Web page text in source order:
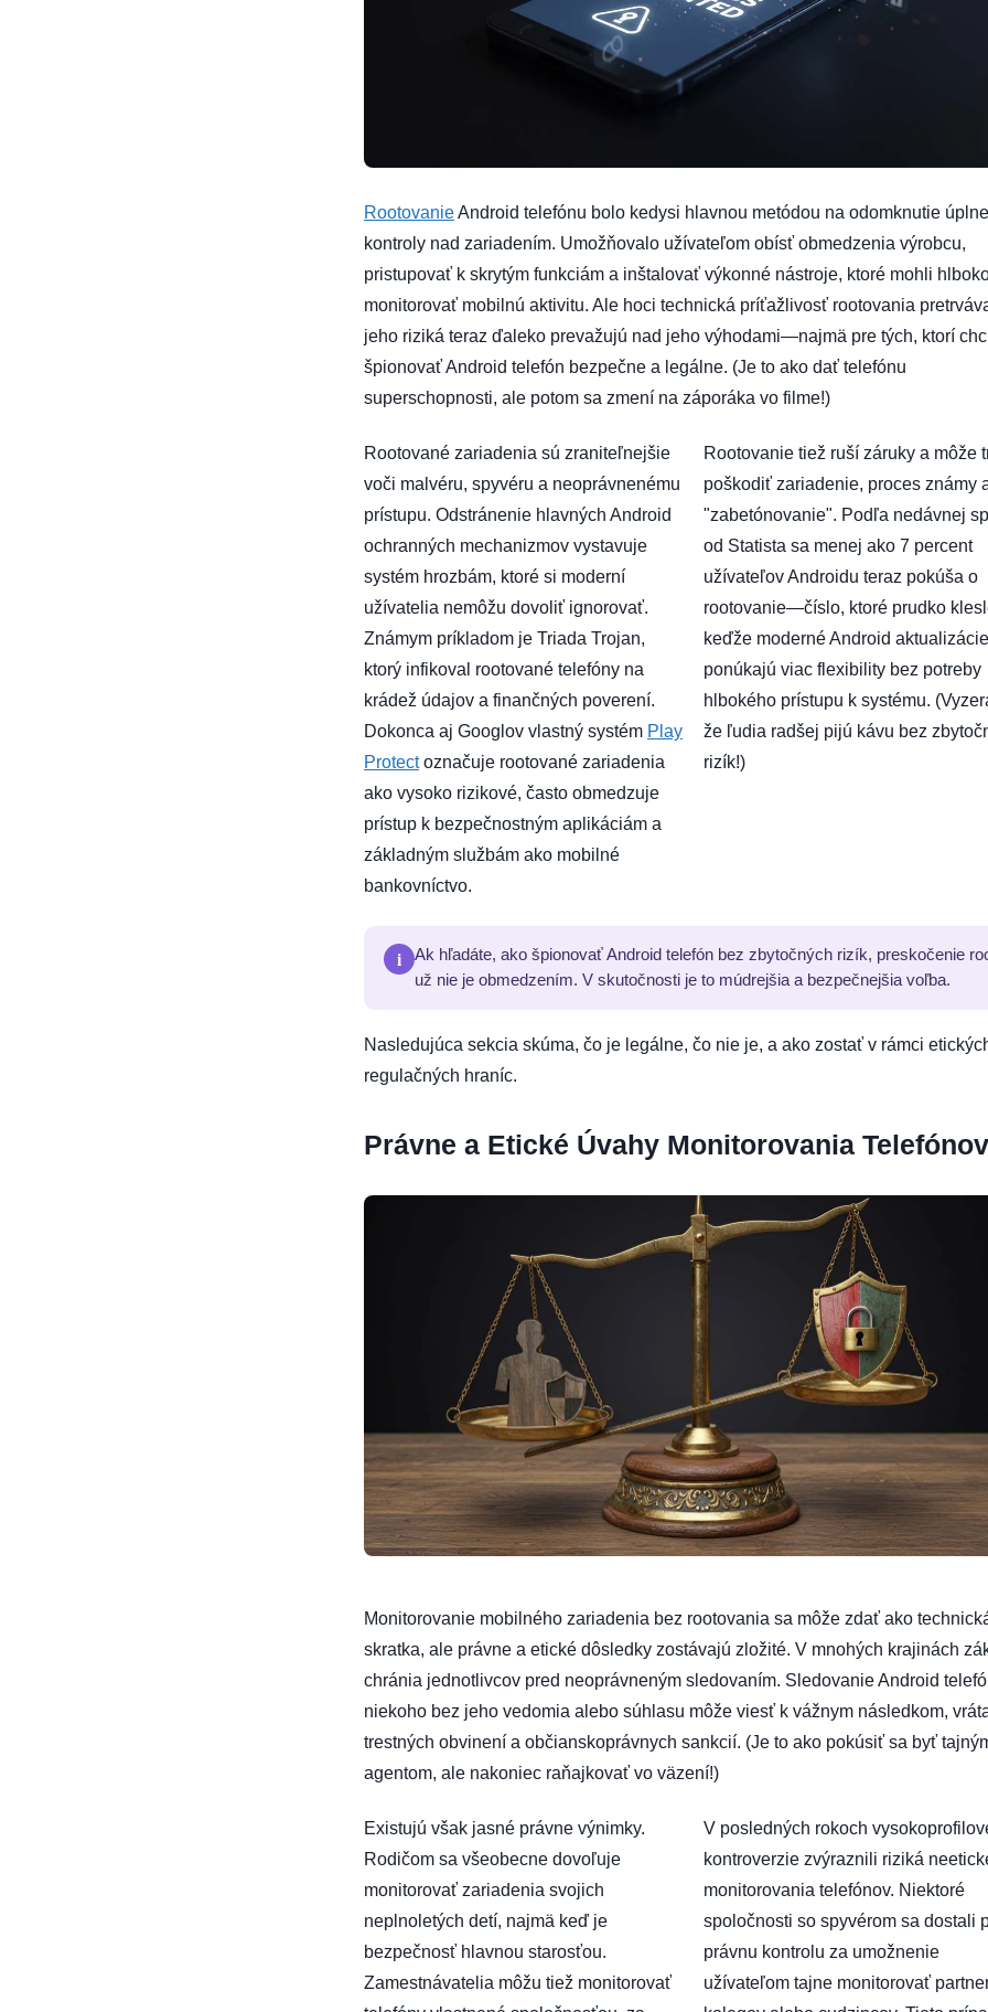
RootovanieAndroid telefónu bolo kedysi hlavnou metódou na odomknutie
kontroly nad zariadením. Umožňovalo užívateľom obísť obmedzenia výrobcu,
pristupovať k skrytým funkciám a inštalovať výkonné nástroje, ktoré mohli
monitorovať mobilnú aktivitu. Ale hoci technická príťažlivosť rootovania
jeho riziká teraz ďaleko prevažujú nad jeho výhodami—najmä pre tých, ktorí
špionovať Android telefón bezpečne a legálne. (Je to ako dať telefónu
superschopnosti, ale potom sa zmení na záporáka vo filme!)
Rootované zariadenia sú zraniteľnejšie
voči malvéru, spyvéru a neoprávnenému
prístupu. Odstránenie hlavných Android
ochranných mechanizmov vystavuje
systém hrozbám, ktoré si moderní
užívatelia nemôžu dovoliť ignorovať.
Známym príkladom je Triada Trojan,
ktorý infikoval rootované telefóny na
krádež údajov a finančných poverení.
Dokonca aj Googlov vlastný systém Play
Protectoznačuje rootované zariadenia
ako vysoko rizikové, často obmedzuje
prístup k bezpečnostným aplikáciám a
základným službám ako mobilné
bankovníctvo.
Rootovanie tiež ruší záruky a môže
poškodiť zariadenie, proces známy
"zabetónovanie". Podľa nedávnej
od Statista sa menej ako 7 percent
užívateľov Androidu teraz pokúša o
rootovanie—číslo, ktoré prudko
keďže moderné Android aktualizácie
ponúkajú viac flexibility bez potreby
hlbokého prístupu k systému.
že ľudia radšej pijú kávu bez
rizík!)
i
Ak hľadáte, ako špionovať Android telefón bez zbytočných rizík, preskočenie
už nie je obmedzením. V skutočnosti je to múdrejšia a bezpečnejšia voľba.
Nasledujúca sekcia skúma, čo je legálne, čo nie je, a ako zostať v rámci
regulačných hraníc.
Právne a Etické Úvahy Monitorovania Telefónov
Monitorovanie mobilného zariadenia bez rootovania sa môže zdať ako
skratka, ale právne a etické dôsledky zostávajú zložité. V mnohých krajinách
chránia jednotlivcov pred neoprávneným sledovaním. Sledovanie Android
niekoho bez jeho vedomia alebo súhlasu môže viesť k vážnym následkom,
trestných obvinení a občianskoprávnych sankcií. (Je to ako pokúsiť sa byť
agentom, ale nakoniec raňajkovať vo väzení!)
Existujú však jasné právne výnimky.
Rodičom sa všeobecne dovoľuje
monitorovať zariadenia svojich
neplnoletých detí, najmä keď je
bezpečnosť hlavnou starosťou.
Zamestnávatelia môžu tiež monitorovať
V posledných rokoch
kontroverzie zvýraznili riziká
monitorovania telefónov. Niektoré
spoločnosti so spyvérom sa dostali
právnu kontrolu za umožnenie
užívateľom tajne monitorovať